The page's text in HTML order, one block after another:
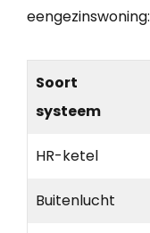
eengezinswoning:
Soort
systeem
HR-ketel
Buitenlucht